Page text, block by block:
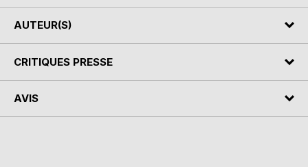
AUTEUR(S)
CRITIQUES PRESSE
AVIS